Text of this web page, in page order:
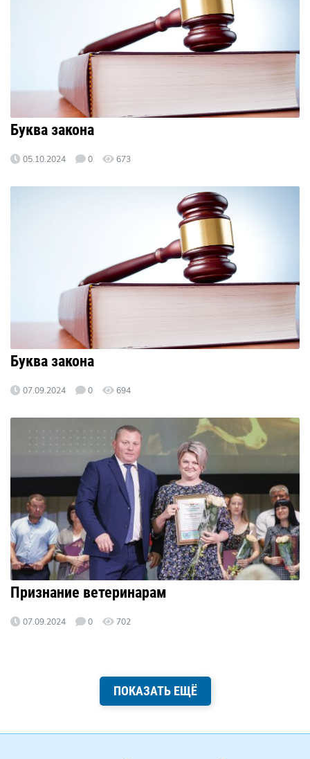
Буква закона
05.10.2024 0 673
Буква закона
07.09.2024 0 694
Признание ветеринарам
07.09.2024 0 702
ПОКАЗАТЬ ЕЩЁ